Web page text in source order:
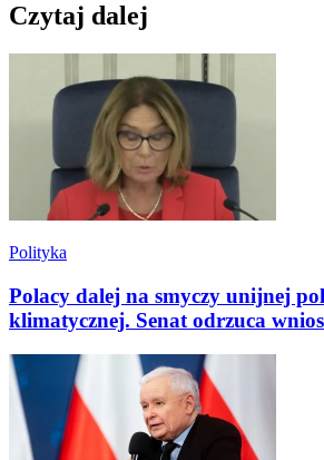
Czytaj dalej
Polityka
Polacy dalej na smyczy unijnej
klimatycznej. Senat odrzuca